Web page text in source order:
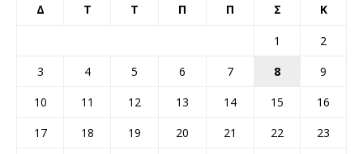
Δ Τ Τ Π Π Σ Κ
1
2
3
4 5 6 7 8
9
10
11 12 13 14 15
16
17
18 19 20 21 22
23